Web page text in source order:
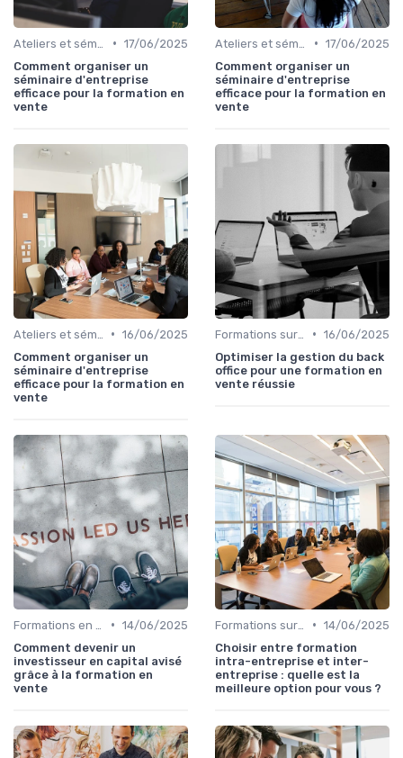
• 17/06/2025
Comment organiser un
séminaire d'entreprise
efficace pour la formation en
vente
• 17/06/2025
Comment organiser un
séminaire d'entreprise
efficace pour la formation en
vente
• 16/06/2025
Comment organiser un
séminaire d'entreprise
efficace pour la formation en
vente
• 16/06/2025
Optimiser la gestion du back
office pour une formation en
vente réussie
• 14/06/2025
Comment devenir un
investisseur en capital avisé
grâce à la formation en
vente
• 14/06/2025
Choisir entre formation
intra-entreprise et inter-
entreprise : quelle est la
meilleure option pour vous ?